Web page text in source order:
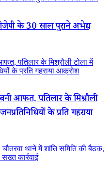
के 30 साल पुराने अभेद्य
पतिलार के मिश्रौली टोला में
के प्रति गहराया आक्रोश
आफत, पतिलार के मिश्रौली
के प्रति गहराया
थाने में शांति समिति की बैठक,
कार्रवाई